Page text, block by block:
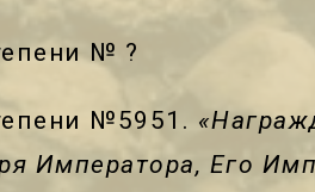
№ ?
№5951.
Императора, Его